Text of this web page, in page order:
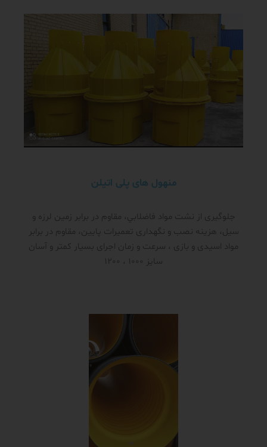
منهول های پلی اتیلن
جلوگیری از نشت مواد فاضلابي، مقاوم در برابر زمین لرزه و
سیل، هزینه نصب و نگهداری تعمیرات پایین، مقاوم در برابر
مواد اسیدی و بازی ، سرعت و زمان اجرای بسیار کمتر و آسان
سایز 1000 ، 1200